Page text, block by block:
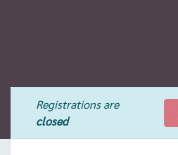
Registrations are
closed